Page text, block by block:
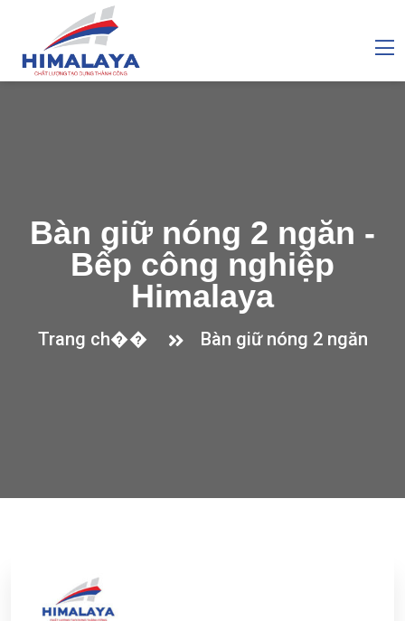
Bàn giữ nóng 2 ngăn -
Bếp công nghiệp
Himalaya
Trang ch�� Bàn giữ nóng 2 ngăn